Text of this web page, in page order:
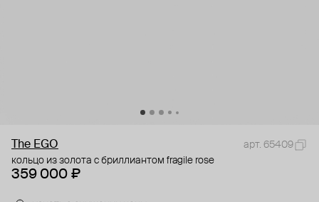
The EGO
арт. 65409
кольцо из золота с бриллиантом fragile rose
359 000 ₽